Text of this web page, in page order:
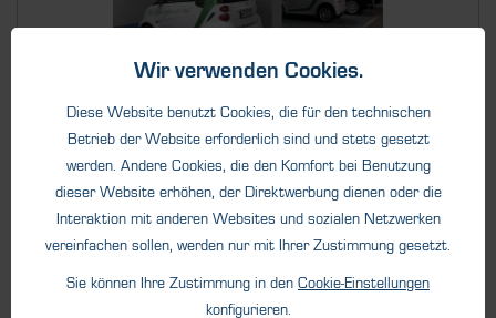
Dienstleistungen
Wartungen und Reparaturen vor Ort
Mit unseren Servicetechnikern sind wir vor Ort für Sie da!
Wartungen,...
Wir verwenden Cookies.
Diese Website benutzt Cookies, die für den technischen
Betrieb der Website erforderlich sind und stets gesetzt
werden. Andere Cookies, die den Komfort bei Benutzung
dieser Website erhöhen, der Direktwerbung dienen oder die
Interaktion mit anderen Websites und sozialen Netzwerken
vereinfachen sollen, werden nur mit Ihrer Zustimmung gesetzt.
Sie können Ihre Zustimmung in den Cookie-Einstellungen
konfigurieren.